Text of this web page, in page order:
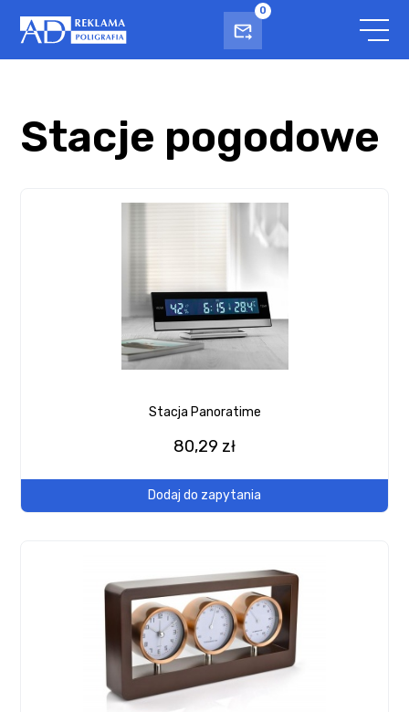
0
Stacje pogodowe
Stacja Panoratime
80,29 zł
Dodaj do zapytania